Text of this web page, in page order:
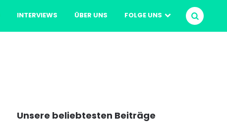
INTERVIEWS ÜBER UNS
FOLGE UNS
SUCHEN
Unsere beliebtesten Beiträge